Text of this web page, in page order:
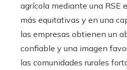
agrícola mediante una RSE
más equitativas y en una
las empresas obtienen un
confiable y una imagen
las comunidades rurales